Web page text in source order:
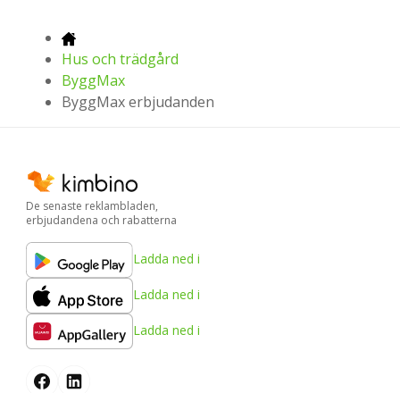
Hus och trädgård
ByggMax
ByggMax erbjudanden
De senaste reklambladen,
erbjudandena och rabatterna
Ladda ned i
Ladda ned i
Ladda ned i